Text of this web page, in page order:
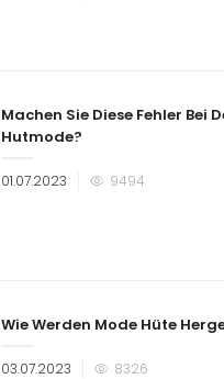
Machen Sie Diese Fehler Bei
Hutmode?
Veröffentlicht
01.07.2023 9494
Wie Werden Mode Hüte
Veröffentlicht
03.07.2023 8326